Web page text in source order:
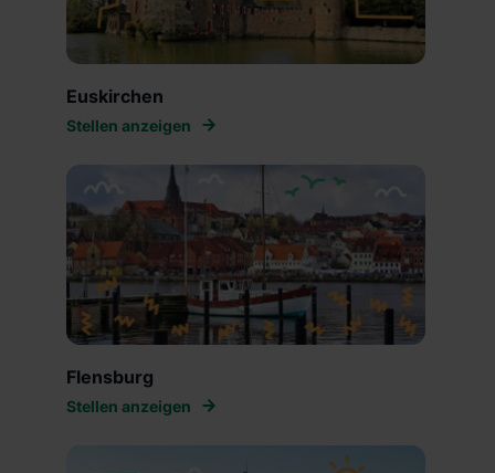
Euskirchen
Stellen anzeigen
Flensburg
Stellen anzeigen